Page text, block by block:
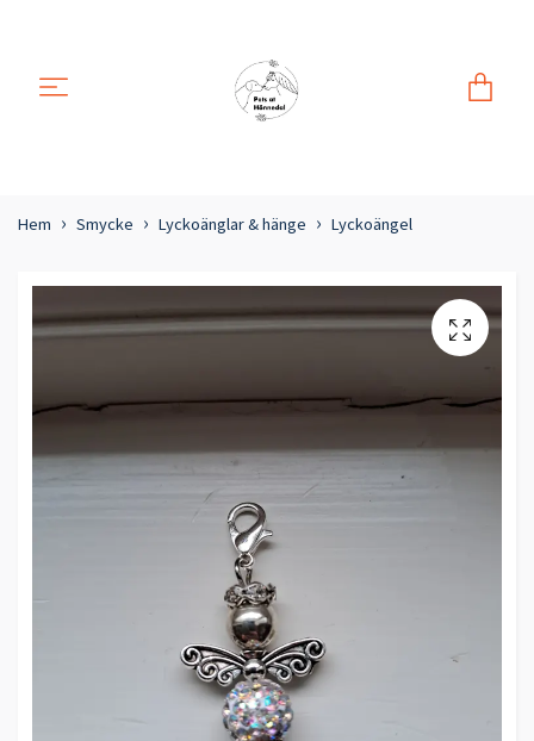
Hem Smycke Lyckoänglar & hänge Lyckoängel